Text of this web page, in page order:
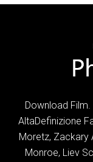
Download
AltaDefinizione
Moretz, Zackary
Monroe, Liev